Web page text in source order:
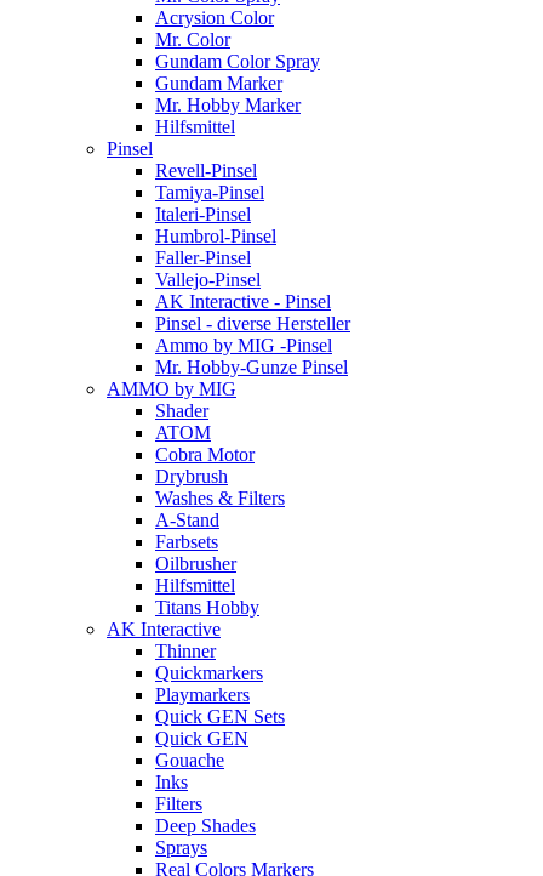
Acrysion Color
Mr. Color
Gundam Color Spray
Gundam Marker
Mr. Hobby Marker
Hilfsmittel
Pinsel
Revell-Pinsel
Tamiya-Pinsel
Italeri-Pinsel
Humbrol-Pinsel
Faller-Pinsel
Vallejo-Pinsel
AK Interactive - Pinsel
Pinsel - diverse Hersteller
Ammo by MIG -Pinsel
Mr. Hobby-Gunze Pinsel
AMMO by MIG
Shader
ATOM
Cobra Motor
Drybrush
Washes & Filters
A-Stand
Farbsets
Oilbrusher
Hilfsmittel
Titans Hobby
AK Interactive
Thinner
Quickmarkers
Playmarkers
Quick GEN Sets
Quick GEN
Gouache
Inks
Filters
Deep Shades
Sprays
Real Colors Markers